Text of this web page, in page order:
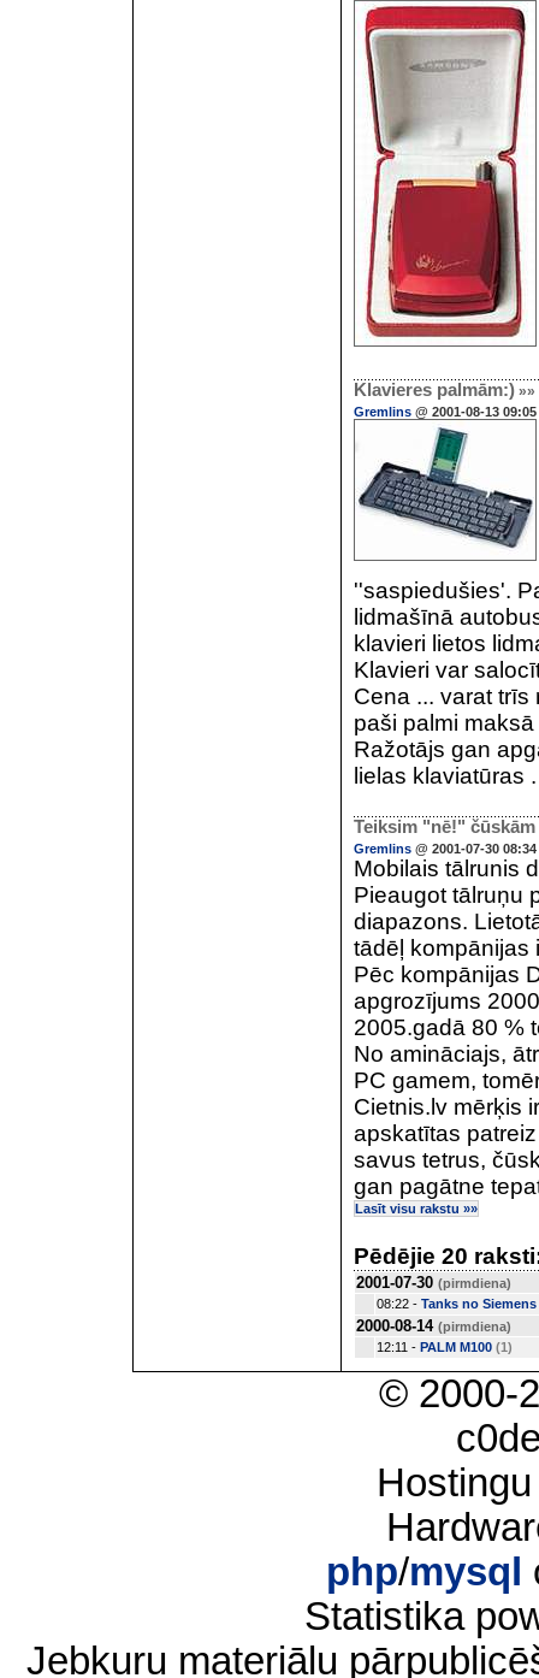
Klavieres palmām:) »»
Gremlins @ 2001-08-13 09:05
''saspiedušies'.
lidmašīnā
klavieri lietos
Klavieri var
Cena ... varat
paši palmi
Ražotājs gan
lielas klaviatūras .
Teiksim "nē!"
Gremlins @ 2001-07-30 08:34
Mobilais tālrunis
Pieaugot tālruņu
diapazons.
tādēļ kompānijas
Pēc kompānijas
apgrozījums
2005.gadā 80 %
No amināciajs,
PC gamem,
Cietnis.lv mērķis
apskatītas
savus tetrus,
gan pagātne
Lasīt visu rakstu »»
Pēdējie 20
2001-07-30 (pirmdiena)
08:22 - Tanks no Siemens
2000-08-14 (pirmdiena)
12:11 - PALM M100 (1)
© 2000-
php/mysql
Statistika
Jebkuru materiālu